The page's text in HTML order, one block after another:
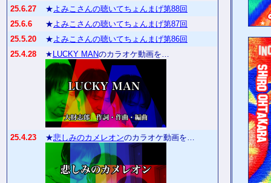
25.6.27 ★よみこさんの聴いてちょんまげ第88回
25.6.6
★よみこさんの聴いてちょんまげ第87回
25.5.20
★よみこさんの聴いてちょんまげ第86回
25.4.28
★ LUCKY MANのカラオケ動画を…
25.4.23 ★悲しみのカメレオンのカラオケ動画を…